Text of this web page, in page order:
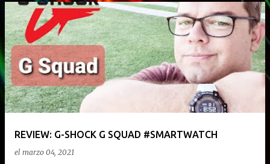
REVIEW: G-SHOCK G SQUAD #SMARTWATCH
el marzo 04, 2021